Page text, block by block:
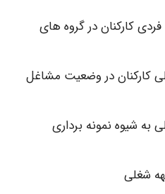
کارکنان در گروه های
کارکنان در وضعیت مشاغل
به شیوه نمونه برداری
شغلی